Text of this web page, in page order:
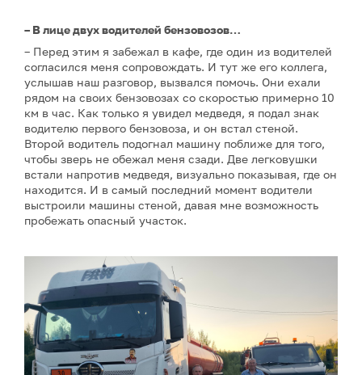
– В лице двух водителей бензовозов…
– Перед этим я забежал в кафе, где один из водителей
согласился меня сопровождать. И тут же его коллега,
услышав наш разговор, вызвался помочь. Они ехали
рядом на своих бензовозах со скоростью примерно 10
км в час. Как только я увидел медведя, я подал знак
водителю первого бензовоза, и он встал стеной.
Второй водитель подогнал машину поближе для того,
чтобы зверь не обежал меня сзади. Две легковушки
встали напротив медведя, визуально показывая, где он
находится. И в самый последний момент водители
выстроили машины стеной, давая мне возможность
пробежать опасный участок.